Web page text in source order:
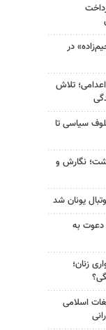
در
تلاش
سیاسی تا
نگارش و
یونان شد
دعوت به
زنان؛
اسلامی